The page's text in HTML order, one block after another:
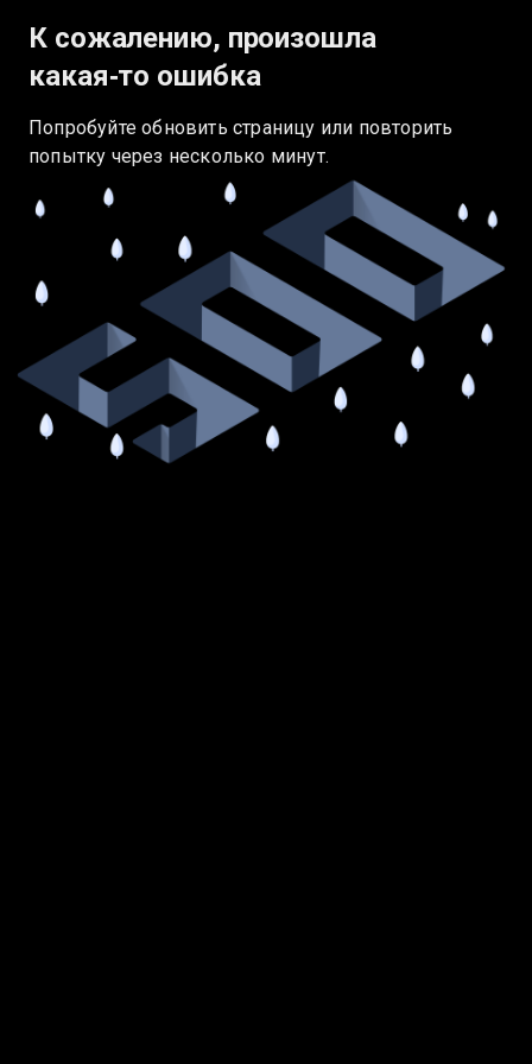
К сожалению, произошла
какая‑то ошибка
Попробуйте обновить страницу или повторить
попытку через несколько минут.